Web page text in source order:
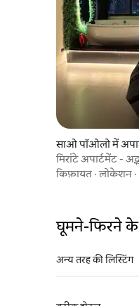
साओ पॉओलो में
मिरांटे अपार्टमेंट -
किफ़ायत ·लोकेशन ·
घूमने-फिरने के
अन्य तरह की लिस्टिंग